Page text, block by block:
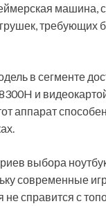
машина,
требующих
в сегменте
и
аппарат
выбора
современные
не справится с